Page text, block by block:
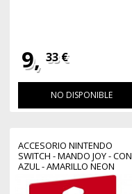
9, 33 €
NO DISPONIBLE
ACCESORIO NINTENDO
SWITCH - MANDO JOY - CON
AZUL - AMARILLO NEON